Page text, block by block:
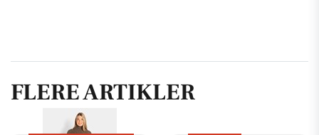
FLERE ARTIKLER